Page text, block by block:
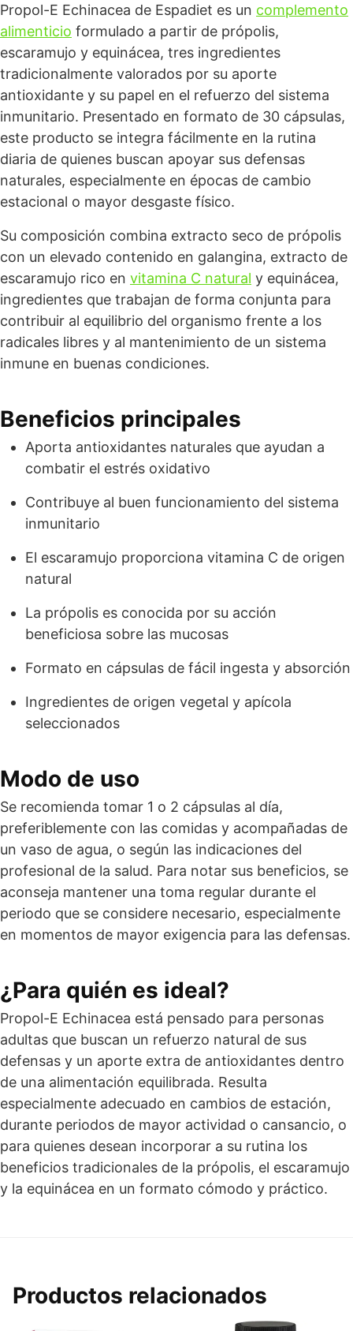
Propol-E Echinacea de Espadiet es un complemento
alimenticio formulado a partir de própolis,
escaramujo y equinácea, tres ingredientes
tradicionalmente valorados por su aporte
antioxidante y su papel en el refuerzo del sistema
inmunitario. Presentado en formato de 30 cápsulas,
este producto se integra fácilmente en la rutina
diaria de quienes buscan apoyar sus defensas
naturales, especialmente en épocas de cambio
estacional o mayor desgaste físico.
Su composición combina extracto seco de própolis
con un elevado contenido en galangina, extracto de
escaramujo rico en vitamina C natural y equinácea,
ingredientes que trabajan de forma conjunta para
contribuir al equilibrio del organismo frente a los
radicales libres y al mantenimiento de un sistema
inmune en buenas condiciones.
Beneficios principales
Aporta antioxidantes naturales que ayudan a
combatir el estrés oxidativo
Contribuye al buen funcionamiento del sistema
inmunitario
El escaramujo proporciona vitamina C de origen
natural
La própolis es conocida por su acción
beneficiosa sobre las mucosas
Formato en cápsulas de fácil ingesta y absorción
Ingredientes de origen vegetal y apícola
seleccionados
Modo de uso
Se recomienda tomar 1 o 2 cápsulas al día,
preferiblemente con las comidas y acompañadas de
un vaso de agua, o según las indicaciones del
profesional de la salud. Para notar sus beneficios, se
aconseja mantener una toma regular durante el
periodo que se considere necesario, especialmente
en momentos de mayor exigencia para las defensas.
¿Para quién es ideal?
Propol-E Echinacea está pensado para personas
adultas que buscan un refuerzo natural de sus
defensas y un aporte extra de antioxidantes dentro
de una alimentación equilibrada. Resulta
especialmente adecuado en cambios de estación,
durante periodos de mayor actividad o cansancio, o
para quienes desean incorporar a su rutina los
beneficios tradicionales de la própolis, el escaramujo
y la equinácea en un formato cómodo y práctico.
Productos relacionados